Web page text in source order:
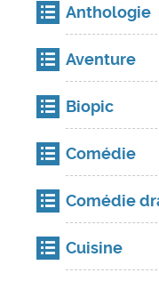
Anthologie
Aventure
Biopic
Comédie
Comédie
Cuisine